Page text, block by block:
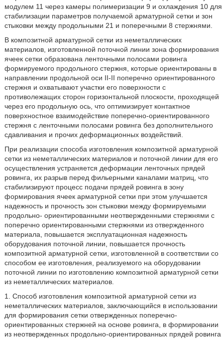
модулем 11 через камеры полимеризации 9 и охлаждения 10 для
стабилизации параметров получаемой арматурной сетки и зон
стыковки между продольными 21 и поперечными 8 стержнями.
В композитной арматурной сетки из неметаллических
материалов, изготовленной поточной линии зона формирования
ячеек сетки образована ленточными полосами ровинга
формируемого продольного стержня, которые ориентированы в
направлении продольной оси II-II поперечно ориентированного
стержня и охватывают участки его поверхности с
противолежащих сторон горизонтальной плоскости, проходящей
через его продольную ось, что оптимизирует контактное
поверхностное взаимодействие поперечно-ориентированного
стержня с ленточными полосами ровинга без дополнительного
сдавливания и прочих деформационных воздействий.
При реализации способа изготовления композитной арматурной
сетки из неметаллических материалов и поточной линии для его
осуществления устраняется деформации ленточных прядей
ровинга, их разрыв перед фильерными каналами матриц, что
стабилизируют процесс подачи прядей ровинга в зону
формирования ячеек арматурной сетки при этом улучшается
надежность и прочность зон стыковки между формируемыми
продольно- ориентированными неотвержденными стержнями с
поперечно ориентированными стержнями из отвержденного
материала, повышается эксплуатационная надежность
оборудования поточной линии, повышается прочность
композитной арматурной сетки, изготовленной в соответствии со
способом ее изготовления, реализуемого на оборудовании
поточной линии по изготовлению композитной арматурной сетки
из неметаллических материалов.
1. Способ изготовления композитной арматурной сетки из
неметаллических материалов, заключающийся в использовании
для формирования сетки отвержденных поперечно-
ориентированных стержней на основе ровинга, в формировании
из неотвержденных продольно-ориентированных прядей ровинга